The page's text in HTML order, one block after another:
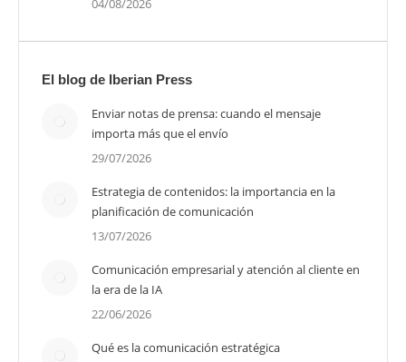
04/08/2026
El blog de Iberian Press
Enviar notas de prensa: cuando el mensaje
importa más que el envío
29/07/2026
Estrategia de contenidos: la importancia en la
planificación de comunicación
13/07/2026
Comunicación empresarial y atención al cliente en
la era de la IA
22/06/2026
Qué es la comunicación estratégica